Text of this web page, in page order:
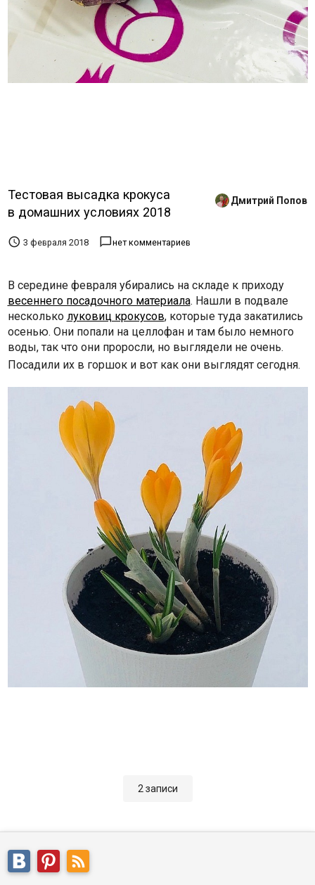
Тестовая высадка крокуса
в домашних условиях 2018
Дмитрий Попов
 3 февраля 2018 нет комментариев
В середине февраля убирались на складе к приходу
весеннего посадочного материала. Нашли в подвале
несколько луковиц крокусов, которые туда закатились
осенью. Они попали на целлофан и там было немного
воды, так что они проросли, но выглядели не очень.
Посадили их в горшок и вот как они выглядят сегодня.
2 записи